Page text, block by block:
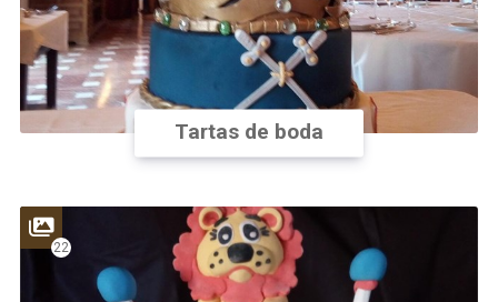
Tartas de boda
22